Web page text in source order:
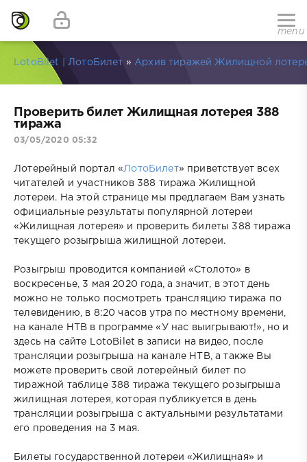
menu
LotoBilet | ЛотоБилет » Архив тиражей Жилищной
Проверить билет Жилищная лотерея 388
тиража
03/05/2020 05:32
Лотерейный портал «ЛотоБилет» приветствует всех
читателей и участников 388 тиража Жилищной
лотереи. На этой странице мы предлагаем Вам узнать
официальные результаты популярной лотереи
«Жилищная лотерея» и проверить билеты 388 тиража
текущего розыгрыша жилищной лотереи.
Розыгрыш проводится компанией «Столото» в
воскресенье, 3 мая 2020 года, а значит, в этот день
можно не только посмотреть трансляцию тиража по
телевидению, в 8:20 часов утра по местному времени,
на канале НТВ в программе «У нас выигрывают!», но и
здесь на сайте LotoBilet в записи на видео, после
трансляции розыгрыша на канале НТВ, а также Вы
можете проверить свой лотерейный билет по
тиражной таблице 388 тиража текущего розыгрыша
жилищная лотерея, которая публикуется в день
трансляции розыгрыша с актуальными результатами
его проведения на 3 мая.
Билеты государственной лотереи «Жилищная» и